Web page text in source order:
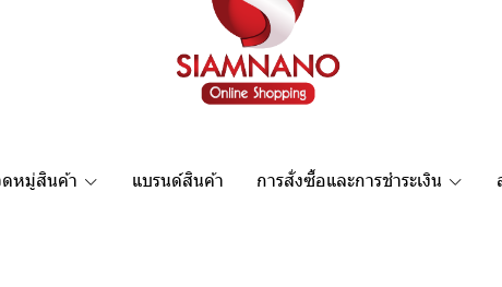
หมู่สินค้า แบรนด์สินค้า การสั่งซื้อและการชำระเงิน